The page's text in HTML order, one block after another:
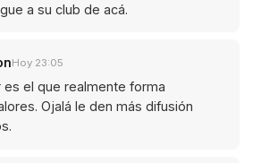
a su club de acá.
Hoy 23:05
es el que realmente forma
Ojalá le den más difusión